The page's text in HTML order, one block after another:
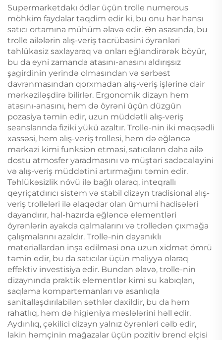
Supermarketdakı ödlər üçün trolle numerous
möhkim faydalar təqdim edir ki, bu onu hər hansı
satıcı ortamına mühüm əlavə edir. Ən əsasında, bu
trolle ailələrin alış-veriş təcrübəsini öyrənləri
təhlükəsiz saxlayaraq və onları eğləndirərək böyür,
bu da eyni zamanda atasını-anasını aldırışsız
şagirdinin yerində olmasından və sərbəst
davranmasından qorxmadan alış-veriş işlərinə dair
mərkəziləşdirə bilirlər. Ergonomik dizayn hem
atasını-anasını, hem də öyrəni üçün düzgün
pozasiya təmin edir, uzun müddətli alış-veriş
seanslarında fiziki yükü azaltır. Trolle-nin iki məqsədli
xassəsi, hem alış-veriş trollesi, hem də eğləncə
mərkəzi kimi funksion etməsi, satıcıların daha ailə
dostu atmosfer yaradmasını və müştəri sadəcələyini
və alış-veriş müddətini artırmağını təmin edir.
Təhlükəsizlik növü ilə bağlı olaraq, inteqrallı
qeyriçatdırıcı sistem və stabil dizayn tradisional alış-
veriş trolleləri ilə əlaqədar olan ümumi hadisələri
dayandırır, hal-hazırda eğləncə elementləri
öyrənlərin ayakda qalmalarını və trolledən çıxmağa
çalışmalarını azaldır. Trolle-nin dayanıklı
materiallardan inşa edilməsi ona uzun xidmət ömrü
təmin edir, bu da satıcılar üçün maliyyə olaraq
effektiv investisiya edir. Bundan əlavə, trolle-nin
dizaynında praktik elementlər kimi su kabıqları,
saqlama kompartemanları və asanlıqla
sanitallaşdırılabilən səthlər daxildir, bu da həm
rahatlıq, həm də higieniya məslələrini həll edir.
Aydınlıq, çəkilici dizayn yalnız öyrənləri cəlb edir,
lakin həmçinin mağazalar üçün pozitiv brend elçisi